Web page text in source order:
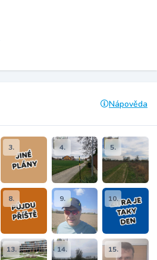
Nápověda
3. 4. 5.
8. 9. 10.
13. 14. 15.